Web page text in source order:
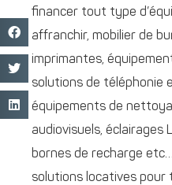
financer tout type
affranchir, mobilier de
imprimantes,
solutions de téléphonie
équipements de
audiovisuels, éclairages
bornes de recharge
solutions locatives